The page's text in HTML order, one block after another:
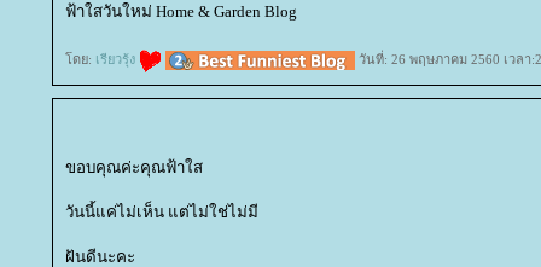
ฟ้าใสวันใหม่ Home & Garden Blog
ดย: เรียวรุ้ง วันที่: 26 พฤษภาคม 2560 เวลา
ขอบคุณค่ะคุณฟ้าใส
วันนี้แค่ไม่เห็น แต่ไม่ใช่ไม่มี
ฝันดีนะคะ